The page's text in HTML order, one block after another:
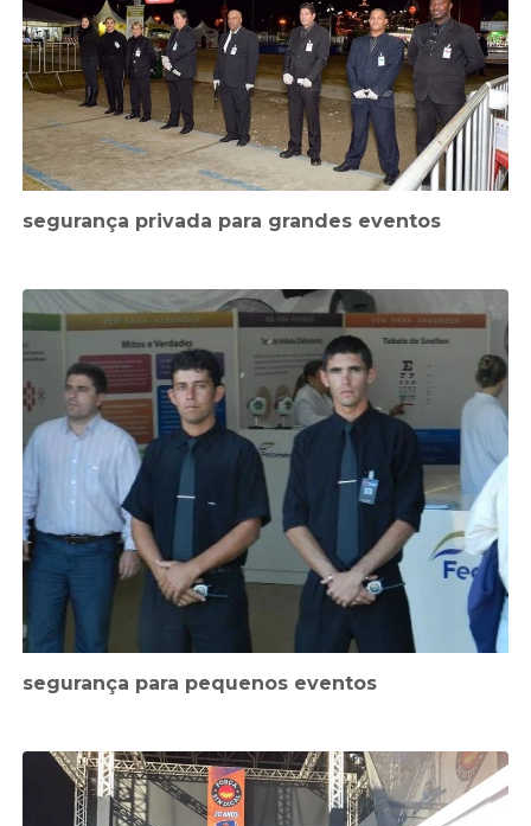
segurança privada para grandes eventos
segurança para pequenos eventos